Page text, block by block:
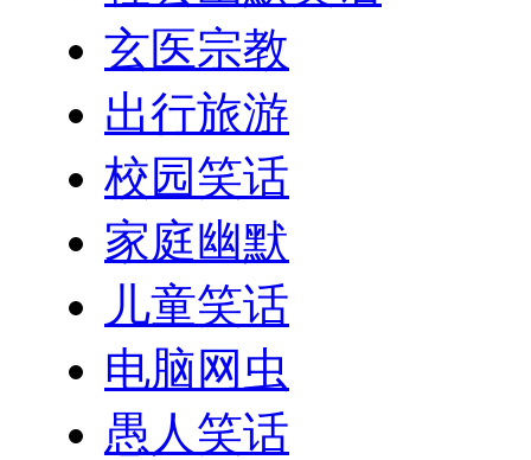
玄医宗教
出行旅游
校园笑话
家庭幽默
儿童笑话
电脑网虫
愚人笑话